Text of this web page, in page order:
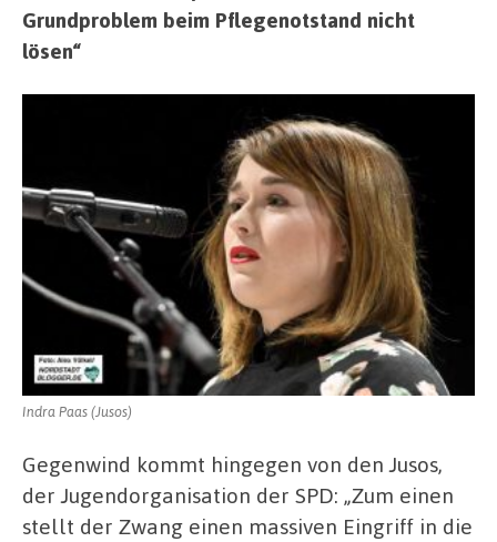
Grundproblem beim Pflegenotstand nicht
lösen“
Indra Paas (Jusos)
Gegenwind kommt hingegen von den Jusos,
der Jugendorganisation der SPD: „Zum einen
stellt der Zwang einen massiven Eingriff in die